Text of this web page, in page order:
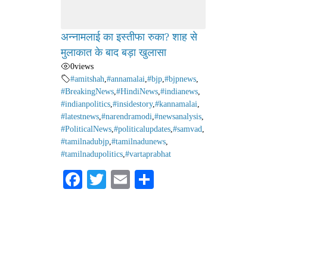
अन्नामलाई का इस्तीफा रुका? शाह से
मुलाकात के बाद बड़ा खुलासा
0views
#amitshah #annamalai #bjp #bjpnews
#BreakingNews #HindiNews #indianews
#indianpolitics #insidestory,#kannamalai
#latestnews #narendramodi #newsanalysis
#PoliticalNews #politicalupdates #samvad
#tamilnadubjp #tamilnadunews
#tamilnadupolitics #vartaprabhat
Fa T
E